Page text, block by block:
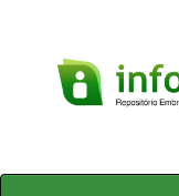
Skip